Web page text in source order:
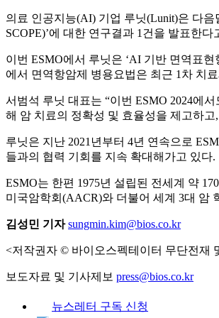
의료 인공지능(AI) 기업 루닛(Lunit)은 다
SCOPE)’에 대한 연구결과 1건을 발표한다
이번 ESMO에서 루닛은 ‘AI 기반 면역표
에서 면역항암제 병용요법은 최근 1차 치
서범석 루닛 대표는 “이번 ESMO 2024에
해 암 치료의 정확성 및 효율성을 제고하
루닛은 지난 2021년부터 4년 연속으로
들과의 협력 기회를 지속 확대해가고 있다.
ESMO는 한편 1975년 설립된 전세계 약
미국암학회(AACR)와 더불어 세계 3대 암
김성민 기자 sungmin.kim@bios.co.kr
<저작권자 © 바이오스펙테이터 무단전재
보도자료 및 기사제보 press@bios.co.kr
뉴스레터 구독 신청